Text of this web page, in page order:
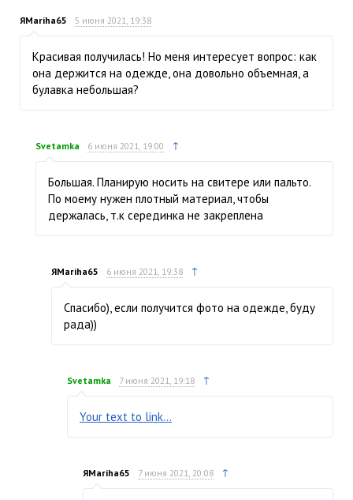
ЯMariha65 5 июня 2021, 19:38
Красивая получилась! Но меня интересует вопрос: как
она держится на одежде, она довольно объемная, а
булавка небольшая?
Svetamka 6 июня 2021, 19:00 ↑
Большая. Планирую носить на свитере или пальто.
По моему нужен плотный материал, чтобы
держалась, т.к серединка не закреплена
ЯMariha65 6 июня 2021, 19:38 ↑
Спасибо), если получится фото на одежде, буду
рада))
Svetamka 7 июня 2021, 19:18 ↑
Your text to link...
ЯMariha65 7 июня 2021, 20:08 ↑